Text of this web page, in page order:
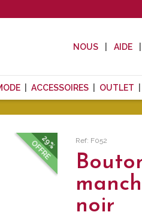
NOUS AIDE
ACCESSOIRES OUTLET
29%
OFFRE Ref: F052
noir